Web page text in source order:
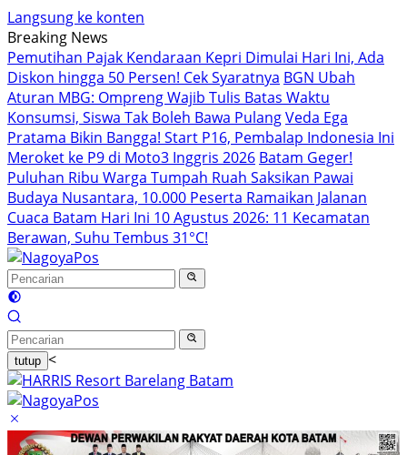
Langsung ke konten
Breaking News
Pemutihan Pajak Kendaraan Kepri Dimulai Hari Ini, Ada
Diskon hingga 50 Persen! Cek Syaratnya BGN Ubah
Aturan MBG: Ompreng Wajib Tulis Batas Waktu
Konsumsi, Siswa Tak Boleh Bawa PulangVeda Ega
Pratama Bikin Bangga! Start P16, Pembalap Indonesia Ini
Meroket ke P9 di Moto3 Inggris 2026 Batam Geger!
Puluhan Ribu Warga Tumpah Ruah Saksikan Pawai
Budaya Nusantara, 10.000 Peserta Ramaikan Jalanan
Cuaca Batam Hari Ini 10 Agustus 2026: 11 Kecamatan
Berawan, Suhu Tembus 31°C!
tutup <